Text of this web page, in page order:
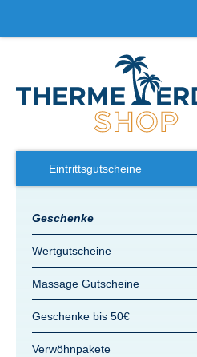
Eintrittsgutscheine
Geschenke
Wertgutscheine
Massage Gutscheine
Geschenke bis 50€
Verwöhnpakete